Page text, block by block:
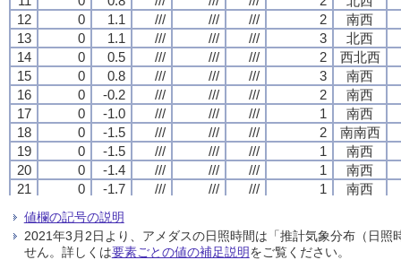
12
0 1.1 /// /// /// 2
南西
13
0 1.1 /// /// /// 3
北西
14
0 0.5 /// /// /// 2
西北西
15
0 0.8 /// /// /// 3
南西
16
0 -0.2 /// /// /// 2
南西
17
0 -1.0 /// /// /// 1
南西
18
0 -1.5 /// /// /// 2
南南西
19
0 -1.5 /// /// /// 1
南西
20
0 -1.4 /// /// /// 1
南西
21
0 -1.7 /// /// /// 1
南西
23
0 -2.2
24
0 -2.6 /// /// /// 0 静穏
12
0 1.1 /// /// /// 2
南西
13
0 1.1 /// /// /// 3
北西
14
0 0.5 /// /// /// 2
西北西
15
0 0.8 /// /// /// 3
南西
16
0 -0.2 /// /// /// 2
南西
17
0 -1.0 /// /// /// 1
南西
18
0 -1.5 /// /// /// 2
南南西
19
0 -1.5 /// /// /// 1
南西
20
0 -1.4 /// /// /// 1
南西
21
0 -1.7 /// /// /// 1
南西
23
0 -2.2
24
0 -2.6 /// /// /// 0 静穏
12
0 1.1 /// /// /// 2
南西
13
0 1.1 /// /// /// 3
北西
14
0 0.5 /// /// /// 2
西北西
15
0 0.8 /// /// /// 3
南西
16
0 -0.2 /// /// /// 2
南西
17
0 -1.0 /// /// /// 1
南西
18
0 -1.5 /// /// /// 2
南南西
19
0 -1.5 /// /// /// 1
南西
20
0 -1.4 /// /// /// 1
南西
21
0 -1.7 /// /// /// 1
南西
23
0 -2.2
24
0 -2.6 /// /// /// 0 静穏
12
0 1.1 /// /// /// 2
南西
13
0 1.1 /// /// /// 3
北西
14
0 0.5 /// /// /// 2
西北西
15
0 0.8 /// /// /// 3
南西
16
0 -0.2 /// /// /// 2
南西
17
0 -1.0 /// /// /// 1
南西
18
0 -1.5 /// /// /// 2
南南西
19
0 -1.5 /// /// /// 1
南西
20
0 -1.4 /// /// /// 1
南西
21
0 -1.7 /// /// /// 1
南西
23
0 -2.2
24
0 -2.6 /// /// /// 0 静穏
値欄の記号の説明
2021年3月2日より、アメダスの日照時間は「推計気象分布（日
せん。詳しくは要素ごとの値の補足説明をご覧ください。